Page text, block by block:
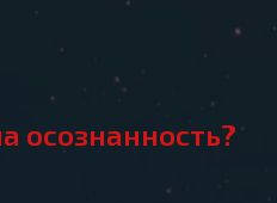
осознанность?